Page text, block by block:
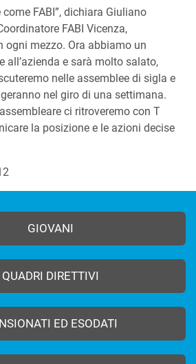
come FABI”, dichiara Giuliano
FABI Vicenza,
ogni mezzo. Ora abbiamo un
all’azienda e sarà molto salato,
nelle assemblee di sigla e
nel giro di una settimana.
ci ritroveremo con T
la posizione e le azioni decise
GIOVANI
QUADRI DIRETTIVI
ED ESODATI